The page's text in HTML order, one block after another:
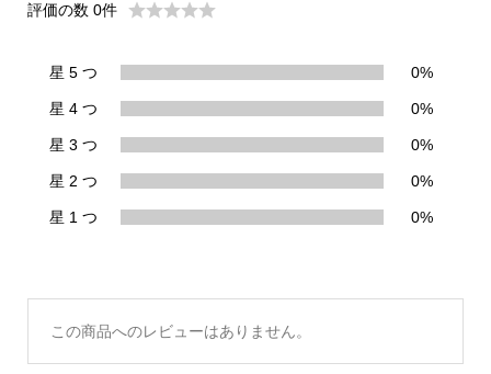
評価の数 0件
星 5 つ 0%
星 4 つ 0%
星 3 つ 0%
星 2 つ 0%
星 1 つ 0%
この商品へのレビューはありません。